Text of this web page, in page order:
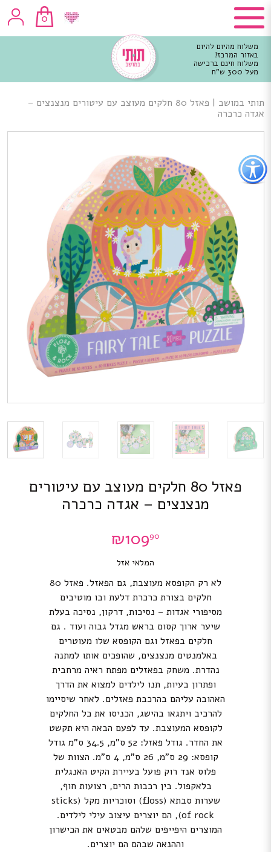
כפתור
לפתיחת
תפריט
נגישות
0
משלוח מהיום להיום
באזור המרכז!
משלוח חינם ברכישה
מעל 300 ש"ח
מרכזי
תותי במושב |
פאזל 80 חלקים מעוצב עם עיטורים מנצנצים –
אגדה כרכרה
פאזל 80 חלקים מעוצב עם עיטורים
מנצנצים – אגדה כרכרה
₪10990
המלאי אזל
לא רק הקופסא מעוצבת, גם הפאזל. פאזל 80
חלקים בצורת כרכרת דלעת ובו מוטיבים
מסיפורי אגדות – נסיכות, דרקון, נסיכה בעלת
שיער ארוך קסום בראש מגדל גבוה ועוד . גם
חלקים בפאזל וגם הקופסא שלו מעוטרים
באלמנטים מנצנצים, שהופכים אותו למתנה
נהדרת. משחק בפאזלים מפתח ראיה מרחבית
ופתרון בעיות, תנו לילדים למצוא את הדרך
האהובה עליהם בהרכבת פאזלים. לאחר שיסיימו
להרכיב ויתגאו בהישג, הכניסו את כל החלקים
לקופסא המעוצבת. עד לפעם הבאה היא תקשט
את החדר. גודל פאזל: 52 ס”מ, 34.5 ס”מ גודל
קופסא: 29 ס”מ, 26 ס”מ, 4 ס”מ. הצוות של
פלוס אנד רוק פועל בעיירת הקיט האנגלית
בלאקפול. בין רכבות הרים, רצועות חוף,
שערות סבתא (floss) וסוכריות מקל (sticks
of rock), הם יוצרים עיצוב עילי לילדים.
המוצרים היפייפים שלהם מבטאים את הכישרון
וההנאה שבהם הם יוצרים.